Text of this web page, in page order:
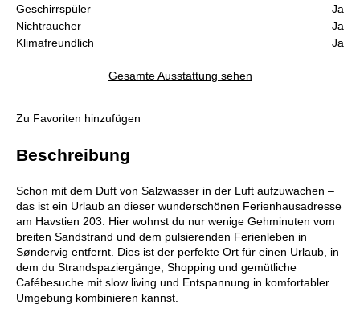
Geschirrspüler
Ja
Nichtraucher
Ja
Klimafreundlich
Ja
Gesamte Ausstattung sehen
Zu Favoriten hinzufügen
Beschreibung
Schon mit dem Duft von Salzwasser in der Luft aufzuwachen –
das ist ein Urlaub an dieser wunderschönen Ferienhausadresse
am Havstien 203. Hier wohnst du nur wenige Gehminuten vom
breiten Sandstrand und dem pulsierenden Ferienleben in
Søndervig entfernt. Dies ist der perfekte Ort für einen Urlaub, in
dem du Strandspaziergänge, Shopping und gemütliche
Cafébesuche mit slow living und Entspannung in komfortabler
Umgebung kombinieren kannst.